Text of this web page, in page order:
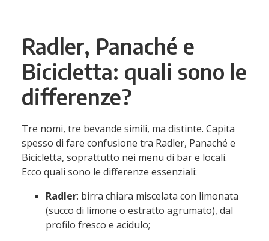
Radler, Panaché e
Bicicletta: quali sono le
differenze?
Tre nomi, tre bevande simili, ma distinte. Capita
spesso di fare confusione tra Radler, Panaché e
Bicicletta, soprattutto nei menu di bar e locali.
Ecco quali sono le differenze essenziali:
Radler: birra chiara miscelata con limonata
(succo di limone o estratto agrumato), dal
profilo fresco e acidulo;